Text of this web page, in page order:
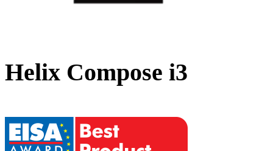
Helix Compose i3